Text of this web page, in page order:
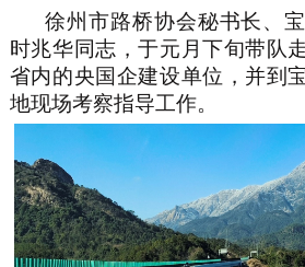
徐州市路桥协会秘书长、
时兆华同志，于元月下旬带队
省内的央国企建设单位，并到
地现场考察指导工作。